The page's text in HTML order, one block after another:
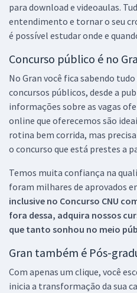
para download e videoaulas.
entendimento e tornar o seu
é possível estudar onde e
Concurso público é no
No Gran você fica sabendo
concursos públicos, desde a
informações sobre as vagas
online que oferecemos são
rotina bem corrida, mas
o concurso que está prestes a
Temos muita confiança na
foram milhares de aprovados
inclusive no Concurso CNU
fora dessa, adquira nossos
que tanto sonhou no meio
Gran também é Pós-
Com apenas um clique, você
inicia a transformação da sua